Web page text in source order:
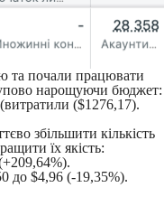
та почали працювати
нарощуючи бюджет:
($1276,17).
збільшити кількість
їх якість:
до $4,96 (-19,35%).